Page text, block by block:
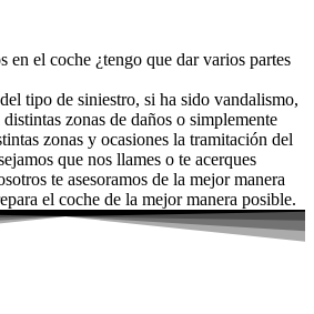
en el coche ¿tengo que dar varios partes
tipo de siniestro, si ha sido vandalismo,
zonas de daños o simplemente
zonas y ocasiones la tramitación del
que nos llames o te acerques
te asesoramos de la mejor manera
el coche de la mejor manera posible.